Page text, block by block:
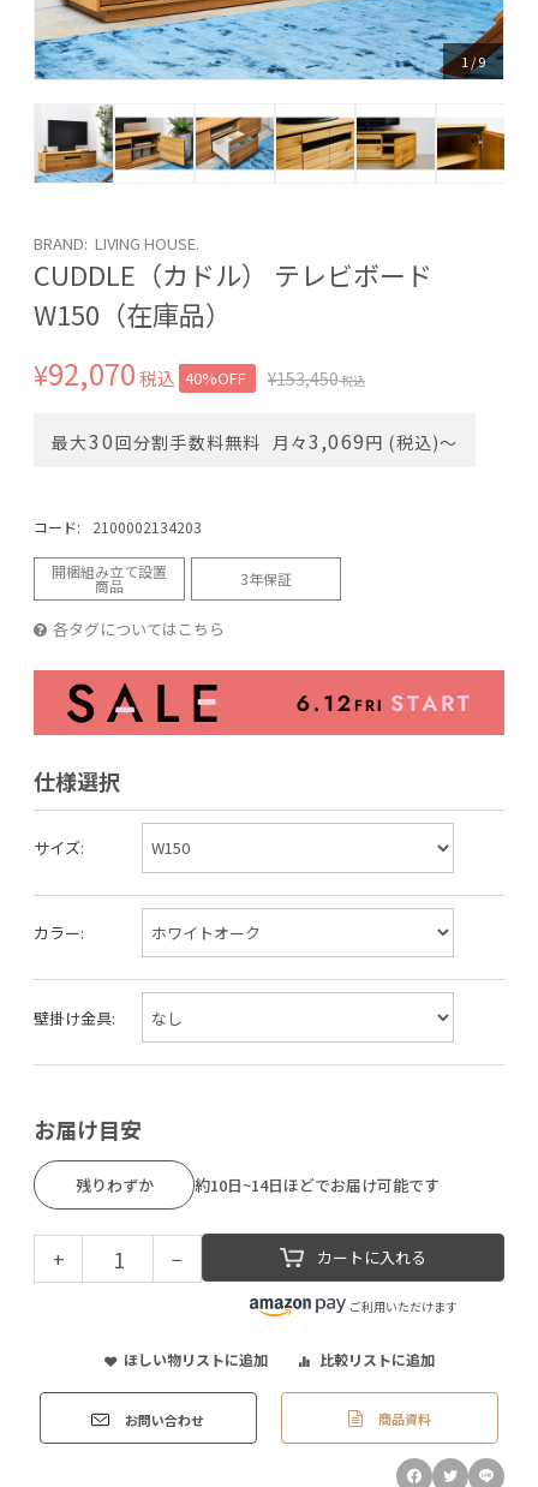
1 /9
BRAND: LIVING HOUSE.
CUDDLE（カドル） テレビボード
W150（在庫品）
¥92,070税込 40%OFF ¥153,450税込
最大30回分割手数料無料 月々3,069円 (税込)〜
コード: 2100002134203
開梱組み立て設置
商品 3年保証
各タグについてはこちら
仕様選択
サイズ:
カラー:
壁掛け金具:
お届け目安
残りわずか 約10日~14日ほどでお届け可能です
+ − カートに入れる
ご利用いただけます
ほしい物リストに追加 比較リストに追加
お問い合わせ 商品資料